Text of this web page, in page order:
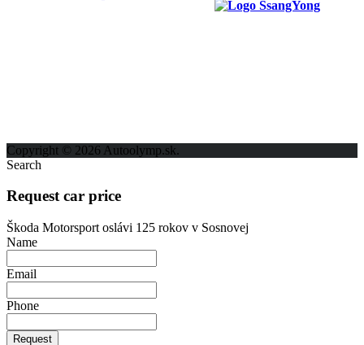
Copyright © 2026 Autoolymp.sk.
Search
Request car price
Škoda Motorsport oslávi 125 rokov v Sosnovej
Name
Email
Phone
Request